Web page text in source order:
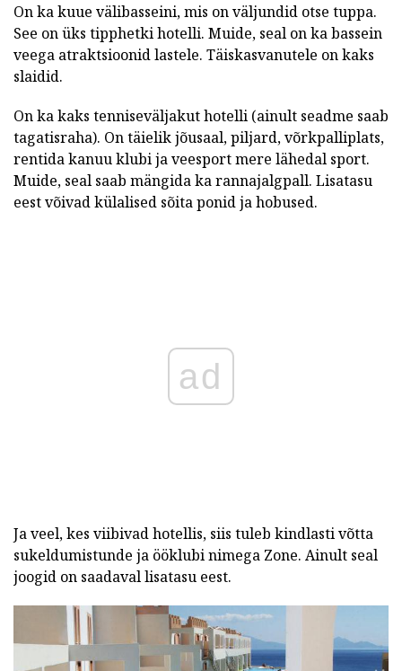
On ka kuue välibasseini, mis on väljundid otse tuppa.
See on üks tipphetki hotelli. Muide, seal on ka bassein
veega atraktsioonid lastele. Täiskasvanutele on kaks
slaidid.
On ka kaks tenniseväljakut hotelli (ainult seadme saab
tagatisraha). On täielik jõusaal, piljard, võrkpalliplats,
rentida kanuu klubi ja veesport mere lähedal sport.
Muide, seal saab mängida ka rannajalgpall. Lisatasu
eest võivad külalised sõita ponid ja hobused.
ad
Ja veel, kes viibivad hotellis, siis tuleb kindlasti võtta
sukeldumistunde ja ööklubi nimega Zone. Ainult seal
joogid on saadaval lisatasu eest.